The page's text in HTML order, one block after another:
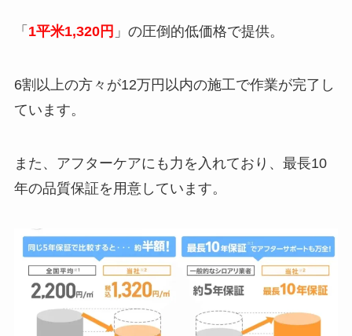
「 1平米1,320円 」の圧倒的低価格で提供。
6割以上の方々が12万円以内の施工で作業が完了し
ています。
また、アフターケアにも力を入れており、最長10
年の品質保証を用意しています。